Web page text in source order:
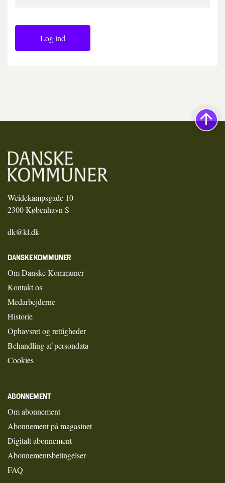
Log ind
Weidekampsgade 10
2300 København S
dk@kl.dk
DANSKE KOMMUNER
Om Danske Kommuner
Kontakt os
Medarbejderne
Historie
Ophavsret og rettigheder
Behandling af persondata
Cookies
ABONNEMENT
Om abonnement
Abonnement på magasinet
Digitalt abonnement
Abonnementsbetingelser
FAQ